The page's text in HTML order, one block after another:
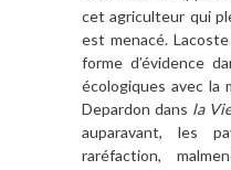
cet agriculteur qui
est menacé.
forme d’évidence
écologiques avec la
Depardon dans la
auparavant, les
raréfaction,